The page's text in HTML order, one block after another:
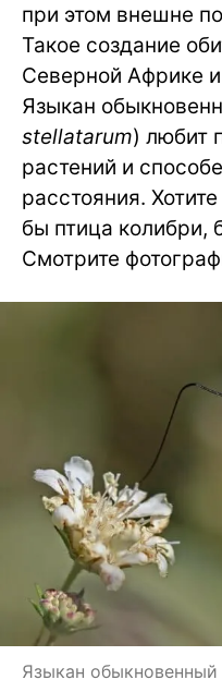
при этом внешне
Такое создание
Северной Африке
Языкан
stellatarum) любит
растений и
расстояния.
бы птица колибри,
Смотрите
Языкан обыкновенный